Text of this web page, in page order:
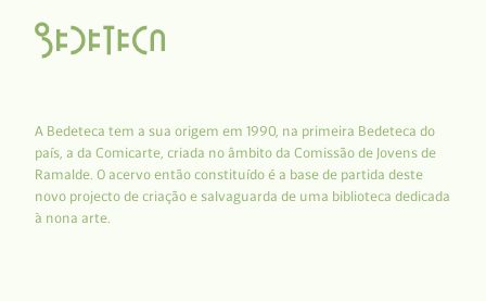
A Bedeteca tem a sua origem em 1990, na primeira Bedeteca do
país, a da Comicarte, criada no âmbito da Comissão de Jovens de
Ramalde. O acervo então constituído é a base de partida deste
novo projecto de criação e salvaguarda de uma biblioteca dedicada
à nona arte.